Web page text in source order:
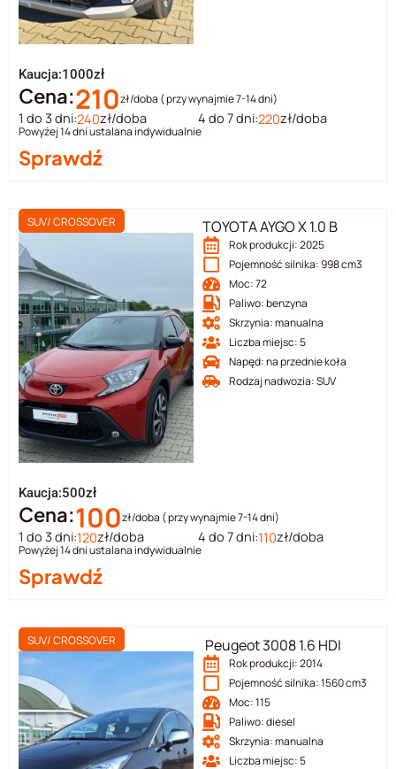
Kaucja:1000zł
Cena:210zł/doba ( przy wynajmie 7-14 dni)
1 do 3 dni:240zł/doba 4 do 7 dni:220zł/doba
Powyżej 14 dni ustalana indywidualnie
Sprawdź
SUV/ CROSSOVER TOYOTA AYGO X 1.0 B
Rok produkcji: 2025
Pojemność silnika: 998 cm3
Moc: 72
Paliwo: benzyna
Skrzynia: manualna
Liczba miejsc: 5
Napęd: na przednie koła
Rodzaj nadwozia: SUV
Kaucja:500zł
Cena:100zł/doba ( przy wynajmie 7-14 dni)
1 do 3 dni:120zł/doba 4 do 7 dni:110zł/doba
Powyżej 14 dni ustalana indywidualnie
Sprawdź
SUV/ CROSSOVER Peugeot 3008 1.6 HDI
Rok produkcji: 2014
Pojemność silnika: 1560 cm3
Moc: 115
Paliwo: diesel
Skrzynia: manualna
Liczba miejsc: 5